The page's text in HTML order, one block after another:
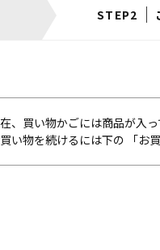
、買い物かごには商品が入っ
い物を続けるには下の 「お